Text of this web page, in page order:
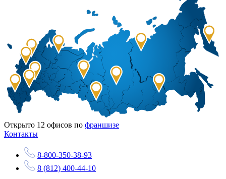
Открыто 12 офисов по франшизе
Контакты
8-800-350-38-93
8 (812) 400-44-10